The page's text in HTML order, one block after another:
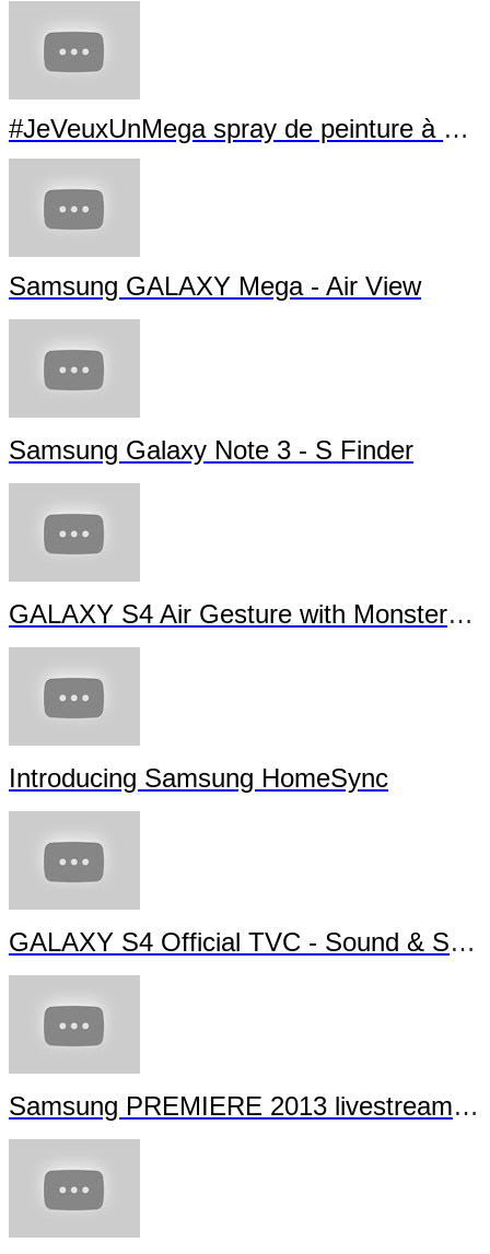
#JeVeuxUnMega spray de peinture à La Villette
Samsung GALAXY Mega - Air View
Samsung Galaxy Note 3 - S Finder
GALAXY S4 Air Gesture with Monsters University
Introducing Samsung HomeSync
GALAXY S4 Official TVC - Sound & Shot
Samsung PREMIERE 2013 livestream (full length)